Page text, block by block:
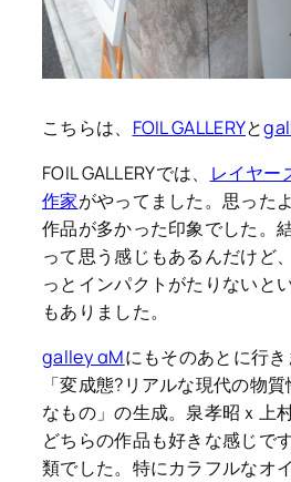
こちらは、 FOIL GALLERYと
FOIL GALLERYでは、
レイヤー
作家がやってました。思った
作品が多かった印象でした。
って思う感じもあるんだけど
っとインパクトがたりないと
もありました。
galley αMにもそのあとに行き
「変成態?リアルな現代の物
なもの」の生成。泉孝昭ｘ上
どちらの作品も好きな感じで
類でした。特にカラフルなオ